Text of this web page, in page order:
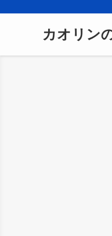
カオリン